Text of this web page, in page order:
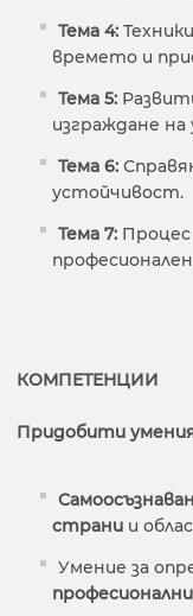
Тема 4:
времето и
Тема 5:
изграждане
Тема 6:
устойчивост.
Тема 7: Процес
КОМПЕТЕНЦИИ
Придобити
страни и
Умение за